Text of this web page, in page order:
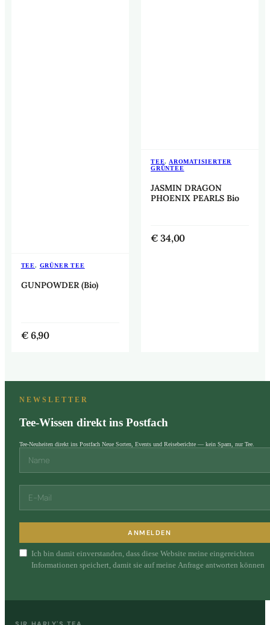
TEE, GRÜNER TEE
GUNPOWDER (Bio)
€ 6,90
TEE, AROMATISIERTER
GRÜNTEE
JASMIN DRAGON
PHOENIX PEARLS Bio
€ 34,00
NEWSLETTER
Tee-Wissen direkt ins Postfach
Tee-Neuheiten direkt ins Postfach Neue Sorten, Events und Reiseberichte — kein Spam, nur Tee.
ANMELDEN
Ich bin damit einverstanden, dass diese Website meine eingereichten
Informationen speichert, damit sie auf meine Anfrage antworten können